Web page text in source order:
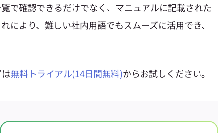
で確認できるだけでなく、マニュアルに記載された
により、難しい社内用語でもスムーズに活用でき、
無料トライアル(14日間無料)からお試しください。